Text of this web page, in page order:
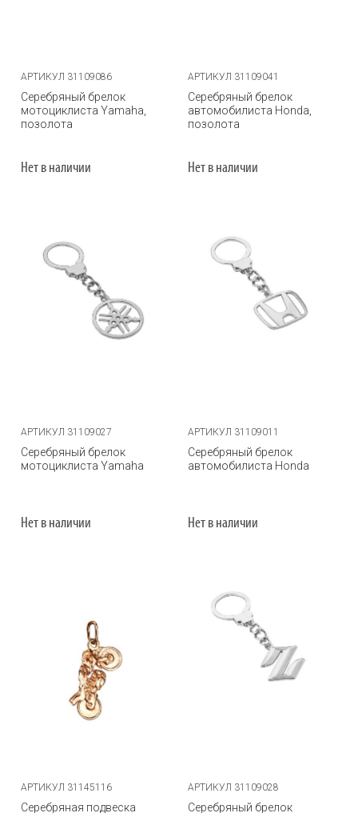
АРТИКУЛ 31109086
Серебряный брелок
мотоциклиста Yamaha,
позолота
Нет в наличии
АРТИКУЛ 31109041
Серебряный брелок
автомобилиста Honda,
позолота
Нет в наличии
АРТИКУЛ 31109027
Серебряный брелок
мотоциклиста Yamaha
Нет в наличии
АРТИКУЛ 31109011
Серебряный брелок
автомобилиста Honda
Нет в наличии
АРТИКУЛ 31145116
Серебряная подвеска
АРТИКУЛ 31109028
Серебряный брелок